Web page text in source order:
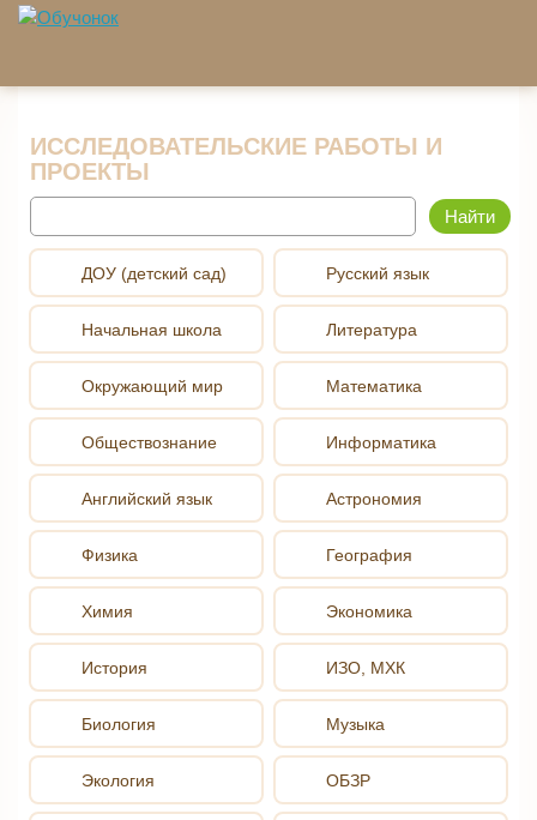
Перейти к основному содержанию
ИССЛЕДОВАТЕЛЬСКИЕ РАБОТЫ И
ПРОЕКТЫ
ДОУ (детский сад)
Начальная школа
Окружающий мир
Обществознание
Английский язык
Русский язык
Литература
Математика
Информатика
Астрономия
Физика
Химия
История
Биология
Экология
География
Экономика
ИЗО, МХК
Музыка
ОБЗР